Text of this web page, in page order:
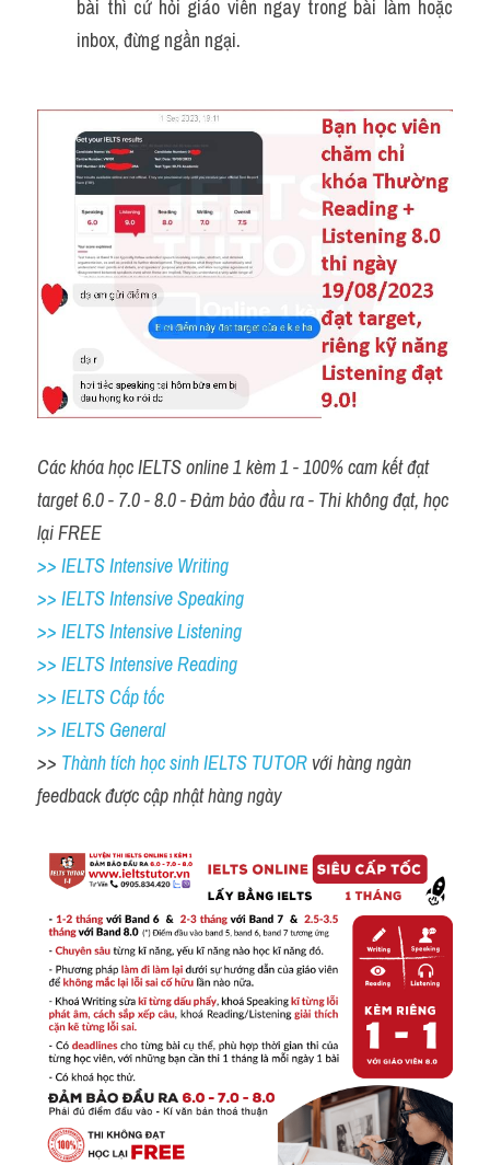
bài thì cứ hỏi giáo viên ngay trong bài làm hoặc
inbox, đừng ngần ngại.
Các khóa học IELTS online 1 kèm 1 - 100% cam kết đạt
target 6.0 - 7.0 - 8.0 - Đảm bảo đầu ra - Thi không đạt, học
lại FREE
>> IELTS Intensive Writing
>> IELTS Intensive Speaking
>> IELTS Intensive Listening
>> IELTS Intensive Reading
>> IELTS Cấp tốc
>> IELTS General
>> Thành tích học sinh IELTS TUTOR với hàng ngàn
feedback được cập nhật hàng ngày